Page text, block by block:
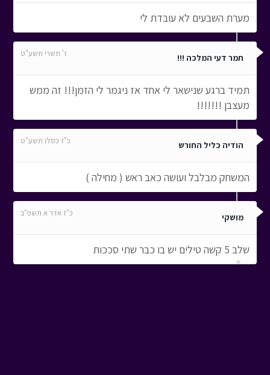
מערת השבעים לא עובדת לי
תמר דעי המלכה !!! ז' תשרי תשע"ט
תמיד ברגע שנישאר לי אחד אז ניגמר לי הזמן!!! זה ממש
מעצבן !!!!!!!
הודיה כליל החורש כ"ז כסלו תשע"ט
המשחק מבלבל ועושה כאב ראש ( מחילה )
מושקי כ"ז אדר א תשפ"ב
שלב 5 קשה טילים יש בו כבר שתי סככות